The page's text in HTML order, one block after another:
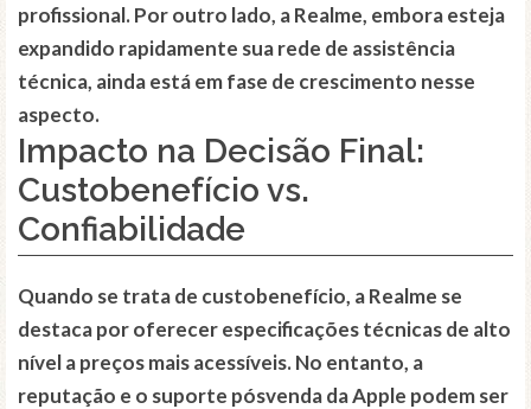
profissional. Por outro lado, a Realme, embora esteja
expandido rapidamente sua rede de assistência
técnica, ainda está em fase de crescimento nesse
aspecto.
Impacto na Decisão Final:
Custobenefício vs.
Confiabilidade
Quando se trata de custobenefício, a Realme se
destaca por oferecer especificações técnicas de alto
nível a preços mais acessíveis. No entanto, a
reputação e o suporte pósvenda da Apple podem ser